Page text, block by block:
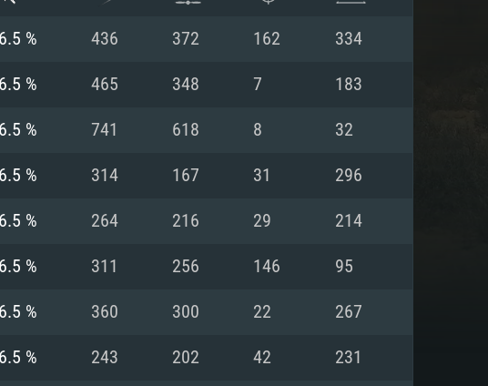
REQUISE
% 436 372 162 334
% 465 348 7 183
% 741 618 8 32
% 314 167 31 296
% 264 216 29 214
% 311 256 146 95
% 360 300 22 267
% 243 202 42 231